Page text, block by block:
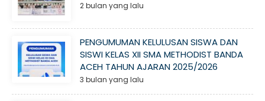
2 bulan yang lalu
PENGUMUMAN KELULUSAN SISWA DAN
SISWI KELAS XII SMA METHODIST BANDA
ACEH TAHUN AJARAN 2025/2026
3 bulan yang lalu